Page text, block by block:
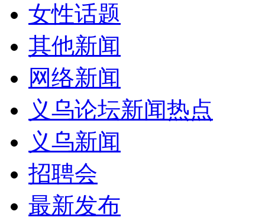
女性话题
其他新闻
网络新闻
义乌论坛新闻热点
义乌新闻
招聘会
最新发布